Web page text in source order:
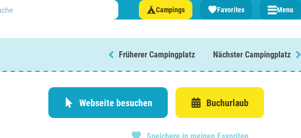
Campings Favorites Menu
Niederlande
Belgien
Früherer Campingplatz Nächster Campingplatz
Webseite besuchen Buchurlaub
Speichere in meinen Favoriten